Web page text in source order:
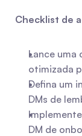
Checklist de
Lance uma
otimizada
Defina um
DMs de
DM de